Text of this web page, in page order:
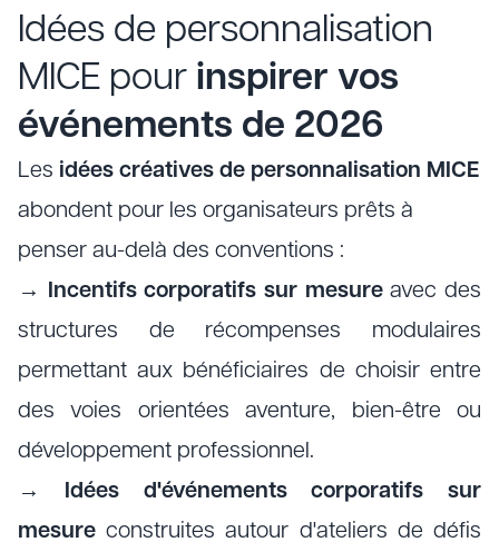
Idées de personnalisation
MICE pour inspirer vos
événements de 2026
Les idées créatives de personnalisation MICE
abondent pour les organisateurs prêts à
penser au-delà des conventions :
→ Incentifs corporatifs sur mesureavec des
structures de récompenses modulaires
permettant aux bénéficiaires de choisir entre
des voies orientées aventure, bien-être ou
développement professionnel.
→ Idées d'événements corporatifs sur
mesure construites autour d'ateliers de défis